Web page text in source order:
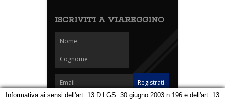
ISCRIVITI A VIAREGGINO
Informativa ai sensi dell'art. 13 D.LGS. 30 giugno 2003 n.196 e dell'art. 13